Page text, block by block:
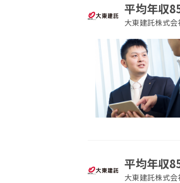
平均年収
大東建託株式
平均年収
大東建託株式